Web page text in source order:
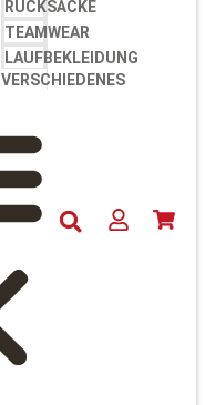
RUCKSÄCKE
TEAMWEAR
LAUFBEKLEIDUNG
VERSCHIEDENES